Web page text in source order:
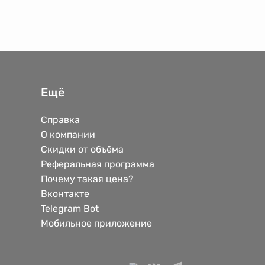
Ещё
Справка
О компании
Скидки от объёма
Реферальная программа
Почему такая цена?
Вконтакте
Telegram Bot
Мобильное приложение